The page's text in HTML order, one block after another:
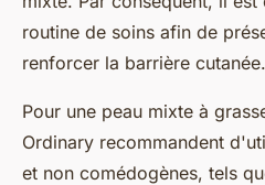
routine de soins afin de
renforcer la barrière cutanée.
Pour une peau mixte à
Ordinary recommandent
et non comédogènes, tels